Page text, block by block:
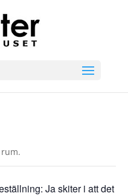
Ja skiter i att det